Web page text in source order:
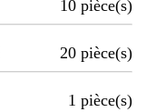
10 pièce(s)
20 pièce(s)
1 pièce(s)